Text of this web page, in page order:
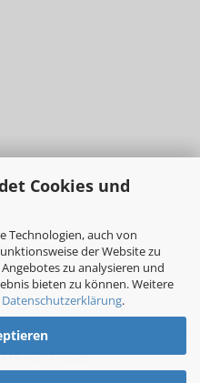
Cookies und
Technologien, auch von
der Website zu
zu analysieren und
bieten zu können. Weitere
Datenschutzerklärung.
© 2017-2026